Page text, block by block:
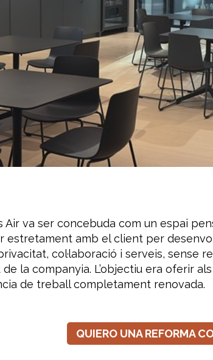
Air va ser concebuda com un espai
estretament amb el client per
col·laboració i serveis, sense
la companyia. L’objectiu era oferir
de treball completament renovada.
QUIERO UNA REFORMA